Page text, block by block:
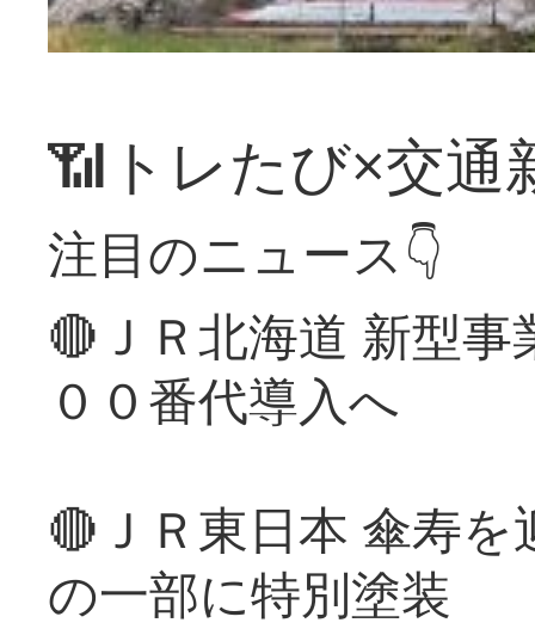
📶トレたび×交通
注目のニュース👇
🔴ＪＲ北海道 新型
００番代導入へ
🔴ＪＲ東日本 傘寿
の一部に特別塗装